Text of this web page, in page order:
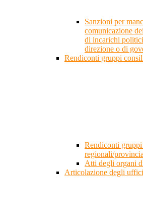
Sanzioni per
comunicazione
di incarichi
direzione o di
Rendiconti gruppi
Rendiconti
regionali/
Atti degli organi
Articolazione degli uffici